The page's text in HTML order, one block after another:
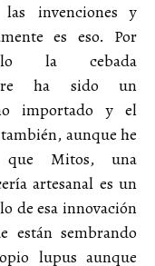
las invenciones y
es eso. Por
la cebada
ha sido un
importado y el
aunque he
que Mitos, una
artesanal es un
de esa innovación
están sembrando
lupus aunque